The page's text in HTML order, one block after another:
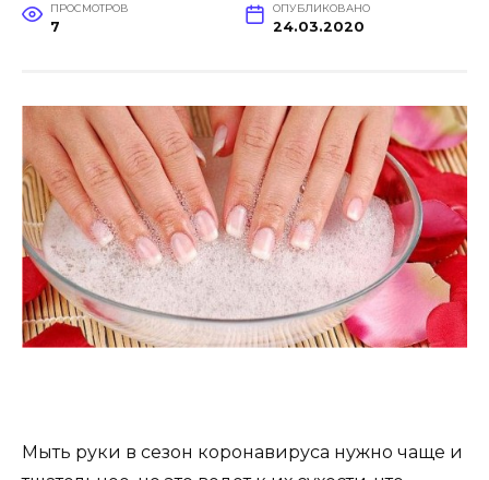
ПРОСМОТРОВ
7
ОПУБЛИКОВАНО
24.03.2020
Мыть руки в сезон коронавируса нужно чаще и